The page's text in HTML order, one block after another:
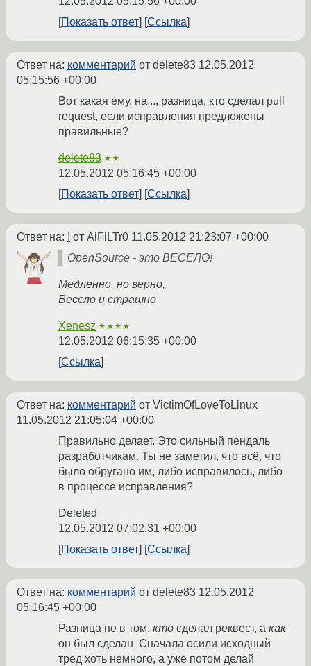
Показать ответ
Ссылка
Ответ на: комментарий от delete83 12.05.2012
05:15:56 +00:00
Вот какая ему, на..., разница, кто сделал pull
request, если исправления предложены
правильные?
delete83 ★★
12.05.2012 05:16:45 +00:00
Показать ответ
Ссылка
Ответ на: ! от AiFiLTr0 11.05.2012 21:23:07 +00:00
OpenSource - это ВЕСЕЛО!
Медленно, но верно,
Весело и страшно
Xenesz ★★★★
12.05.2012 06:15:35 +00:00
Ссылка
Ответ на: комментарий от VictimOfLoveToLinux
11.05.2012 21:05:04 +00:00
Правильно делает. Это сильный пендаль
разработчикам. Ты не заметил, что всё, что
было обругано им, либо исправилось, либо
в процессе исправления?
Deleted
12.05.2012 07:02:31 +00:00
Показать ответ
Ссылка
Ответ на: комментарий от delete83 12.05.2012
05:16:45 +00:00
Разница не в том, кто сделал реквест, а как
он был сделан. Сначала осили исходный
тред хоть немного, а уже потом делай